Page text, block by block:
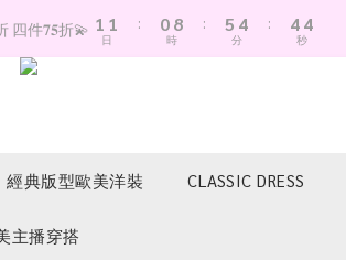
四件𝟕𝟓折💫 1
0
1
0
日
:
08
7
時
:
5
4
4
3
分
:
4
3
4
3
秒
經典版型歐美洋裝 CLASSIC DRESS
主播穿搭